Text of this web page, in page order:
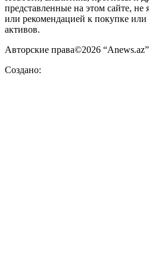
представленные на этом сайте,
или рекомендацией к покупке
активов.
Авторские права©2026
Создано: